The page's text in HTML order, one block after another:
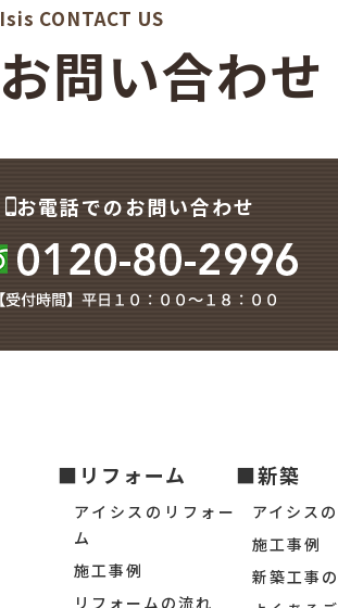
Isis CONTACT US
お問い合わせ
お電話でのお問い合わせ
■リフォーム
アイシスのリフォー
ム
施工事例
リフォームの流れ
■新築
アイシス
施工事例
新築工事